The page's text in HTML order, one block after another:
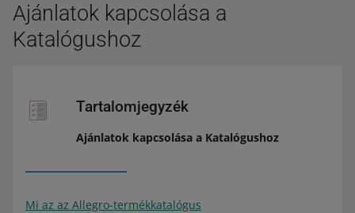
Ajánlatok kapcsolása a
Katalógushoz
Tartalomjegyzék
Ajánlatok kapcsolása a Katalógushoz
Mi az az Allegro-termékkatalógus